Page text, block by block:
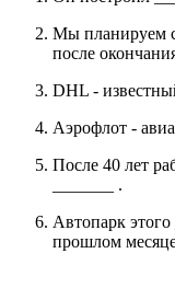
Мы планируем
после
DHL -
Аэрофлот -
После 40 лет
_______ .
Автопарк этого
прошлом